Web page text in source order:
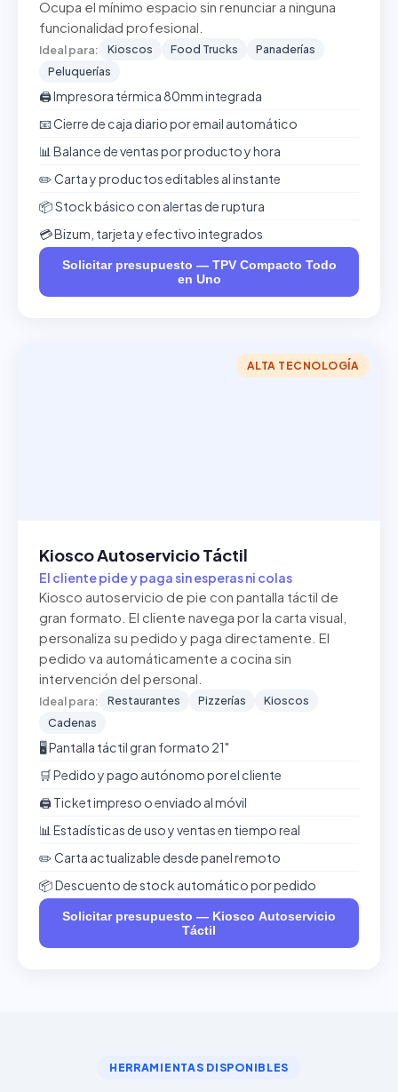
Ocupa el mínimo espacio sin renunciar a ninguna
funcionalidad profesional.
Ideal para: Kioscos Food Trucks
Panaderías
Peluquerías
🖨️ Impresora térmica 80mm integrada
📧 Cierre de caja diario por email automático
📊 Balance de ventas por producto y hora
✏️ Carta y productos editables al instante
📦 Stock básico con alertas de ruptura
💳 Bizum, tarjeta y efectivo integrados
Solicitar presupuesto — TPV Compacto Todo
en Uno
ALTA TECNOLOGÍA
Kiosco Autoservicio Táctil
El cliente pide y paga sin esperas ni colas
Kiosco autoservicio de pie con pantalla táctil de
gran formato. El cliente navega por la carta visual,
personaliza su pedido y paga directamente. El
pedido va automáticamente a cocina sin
intervención del personal.
Ideal para: Restaurantes Pizzerías
Kioscos
Cadenas
🖥️ Pantalla táctil gran formato 21"
🛒 Pedido y pago autónomo por el cliente
🖨️ Ticket impreso o enviado al móvil
📊 Estadísticas de uso y ventas en tiempo real
✏️ Carta actualizable desde panel remoto
📦 Descuento de stock automático por pedido
Solicitar presupuesto — Kiosco Autoservicio
Táctil
HERRAMIENTAS DISPONIBLES